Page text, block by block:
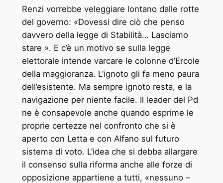
Renzi vorrebbe veleggiare lontano dalle rotte
del governo: «Dovessi dire ciò che penso
davvero della legge di Stabilità… Lasciamo
stare ». E c’è un motivo se sulla legge
elettorale intende varcare le colonne d’Ercole
della maggioranza. L’ignoto gli fa meno paura
dell’esistente. Ma sempre ignoto resta, e la
navigazione per niente facile. Il leader del Pd
ne è consapevole anche quando esprime le
proprie certezze nel confronto che si è
aperto con Letta e con Alfano sul futuro
sistema di voto. L’idea che si debba allargare
il consenso sulla riforma anche alle forze di
opposizione appartiene a tutti, «nessuno –